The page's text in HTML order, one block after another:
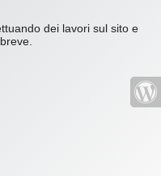
dei lavori sul sito e